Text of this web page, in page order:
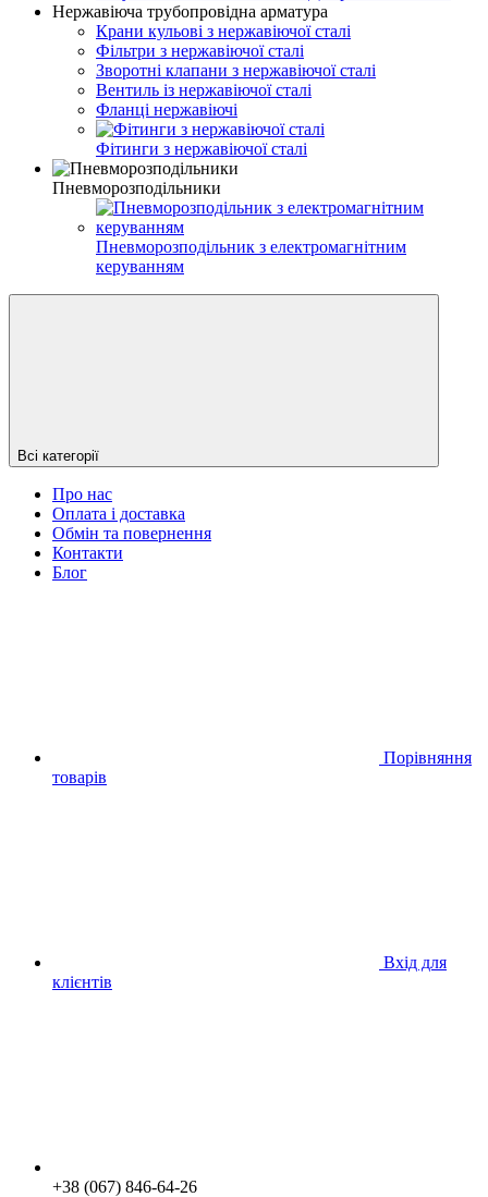
Нержавіюча трубопровідна арматура
Крани кульові з нержавіючої сталі
Фільтри з нержавіючої сталі
Зворотні клапани з нержавіючої сталі
Вентиль із нержавіючої сталі
Фланці нержавіючі
Фітинги з нержавіючої сталі
Пневморозподільники
Пневморозподільник з електромагнітним
керуванням
Всі категорії
Про нас
Оплата і доставка
Обмін та повернення
Контакти
Блог
Порівняння
товарів
Вхід для
клієнтів
+38 (067) 846-64-26